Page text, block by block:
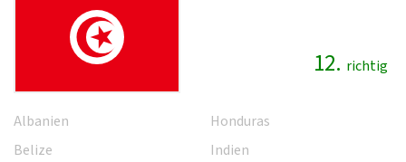
12. richtig
Albanien
Belize
Honduras
Indien